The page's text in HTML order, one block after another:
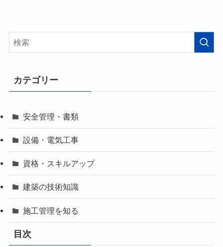
カテゴリー
安全管理・書類
設備・電気工事
資格・スキルアップ
建築の技術知識
施工管理を知る
目次